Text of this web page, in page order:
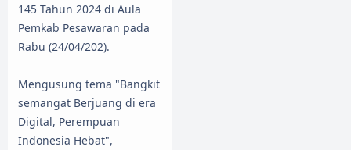
145 Tahun 2024 di Aula
Pemkab Pesawaran pada
Rabu (24/04/202).
Mengusung tema "Bangkit
semangat Berjuang di era
Digital, Perempuan
Indonesia Hebat",